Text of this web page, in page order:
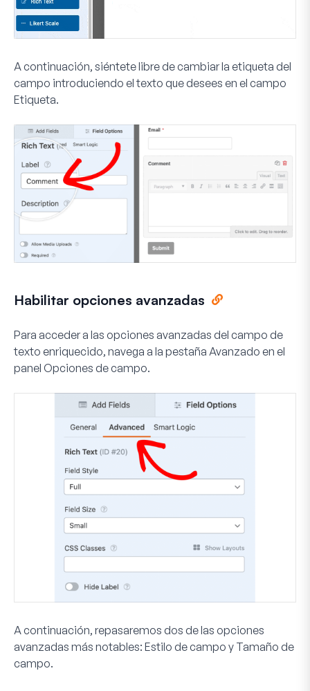
A continuación, siéntete libre de cambiar la etiqueta del
campo introduciendo el texto que desees en el campo
Etiqueta.
Habilitar opciones avanzadas
Para acceder a las opciones avanzadas del campo de
texto enriquecido, navega a la pestaña Avanzado en el
panel Opciones de campo.
A continuación, repasaremos dos de las opciones
avanzadas más notables: Estilo de campo y Tamaño de
campo.